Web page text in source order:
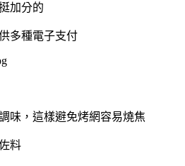
加分的
多種電子支付
味，這樣避免烤網容易燒焦
料